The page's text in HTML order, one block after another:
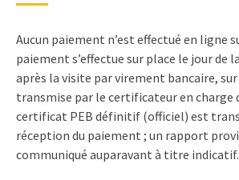
Aucun paiement n’est effectué en ligne
paiement s’effectue sur place le jour de
après la visite par virement bancaire,
transmise par le certificateur en charge
certificat PEB définitif (officiel) est
réception du paiement ; un rapport
communiqué auparavant à titre indicatif.